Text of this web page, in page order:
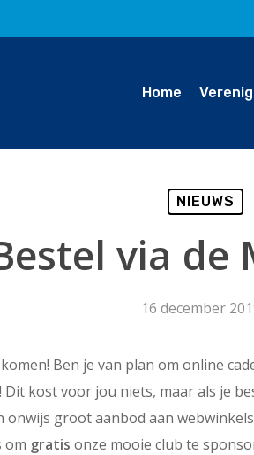
Home
NIEUWS
via de
16 december
Ben je van plan om online
kost voor jou niets, maar als je
groot aanbod aan
om gratis onze mooie club te